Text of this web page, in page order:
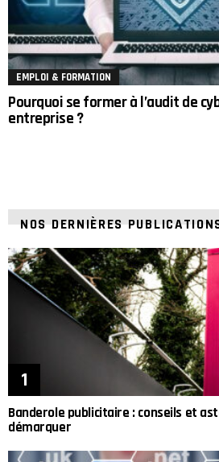
EMPLOI & FORMATION
Pourquoi se former à l’audit de
entreprise ?
NOS DERNIÈRES
Banderole publicitaire : conseils et
démarquer